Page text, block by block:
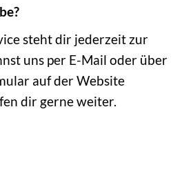
steht dir jederzeit zur
uns per E-Mail oder über
auf der Website
dir gerne weiter.